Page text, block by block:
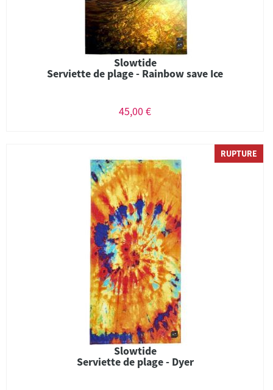
Slowtide
Serviette de plage - Rainbow save Ice
45,00 €
RUPTURE
Slowtide
Serviette de plage - Dyer